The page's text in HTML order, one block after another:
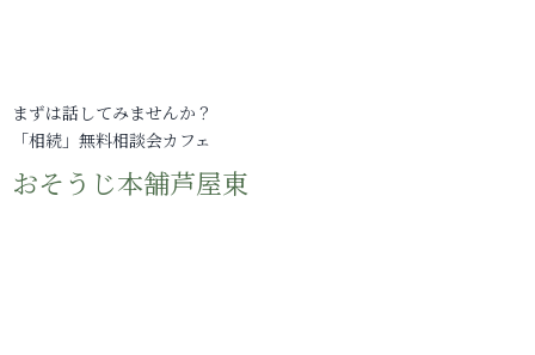
まずは話してみませんか？
「相続」無料相談会カフェ
おそうじ本舗芦屋東